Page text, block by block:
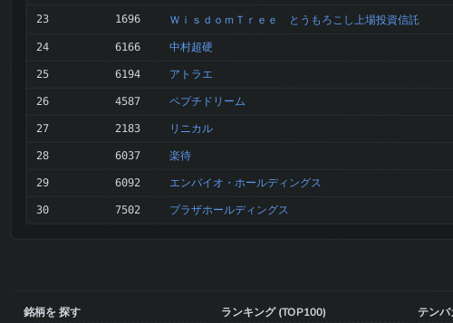
23 1696 ＷｉｓｄｏｍＴｒｅｅ とうもろこし上場投資信託
24 6166 中村超硬
25 6194 アトラエ
26 4587 ペプチドリーム
27 2183 リニカル
28 6037 楽待
29 6092 エンバイオ・ホールディングス
30 7502 プラザホールディングス
銘柄を 探す ランキング (TOP100) テン